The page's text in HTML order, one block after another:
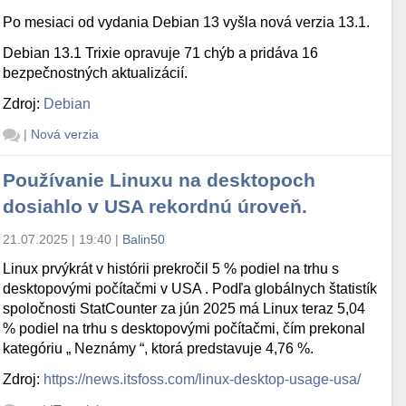
Po mesiaci od vydania Debian 13 vyšla nová verzia 13.1.
Debian 13.1 Trixie opravuje 71 chýb a pridáva 16
bezpečnostných aktualizácií.
Zdroj: Debian
| Nová verzia
Používanie Linuxu na desktopoch
dosiahlo v USA rekordnú úroveň.
21.07.2025 | 19:40 | Balin50
Linux prvýkrát v histórii prekročil 5 % podiel na trhu s
desktopovými počítačmi v USA . Podľa globálnych štatistík
spoločnosti StatCounter za jún 2025 má Linux teraz 5,04
% podiel na trhu s desktopovými počítačmi, čím prekonal
kategóriu „ Neznámy “, ktorá predstavuje 4,76 %.
Zdroj: https://news.itsfoss.com/linux-desktop-usage-usa/